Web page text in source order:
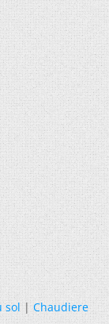
sol|Chaudiere